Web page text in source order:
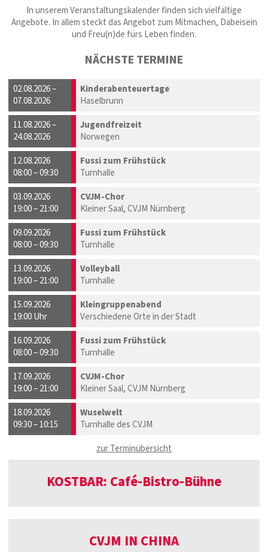
In unserem Veranstaltungskalender finden sich vielfältige
Angebote. In allem steckt das Angebot zum Mitmachen, Dabeisein
und Freu(n)de fürs Leben finden.
NÄCHSTE TERMINE
02.08.2026 –
07.08.2026
Kinderabenteuertage
Haselbrunn
11.08.2026 –
24.08.2026
Jugendfreizeit
Norwegen
12.08.2026
08:00 – 09:30
Fussi zum Frühstück
Turnhalle
03.09.2026
19:00 – 21:00
CVJM-Chor
Kleiner Saal, CVJM Nürnberg
09.09.2026
08:00 – 09:30
Fussi zum Frühstück
Turnhalle
13.09.2026
19:00 – 21:00
Volleyball
Turnhalle
15.09.2026
19:00 Uhr
Kleingruppenabend
Verschiedene Orte in der Stadt
16.09.2026
08:00 – 09:30
Fussi zum Frühstück
Turnhalle
17.09.2026
19:00 – 21:00
CVJM-Chor
Kleiner Saal, CVJM Nürnberg
18.09.2026
09:30 – 10:15
Wuselwelt
Turnhalle des CVJM
zur Terminübersicht
KOSTBAR: Café-Bistro-Bühne
CVJM IN CHINA